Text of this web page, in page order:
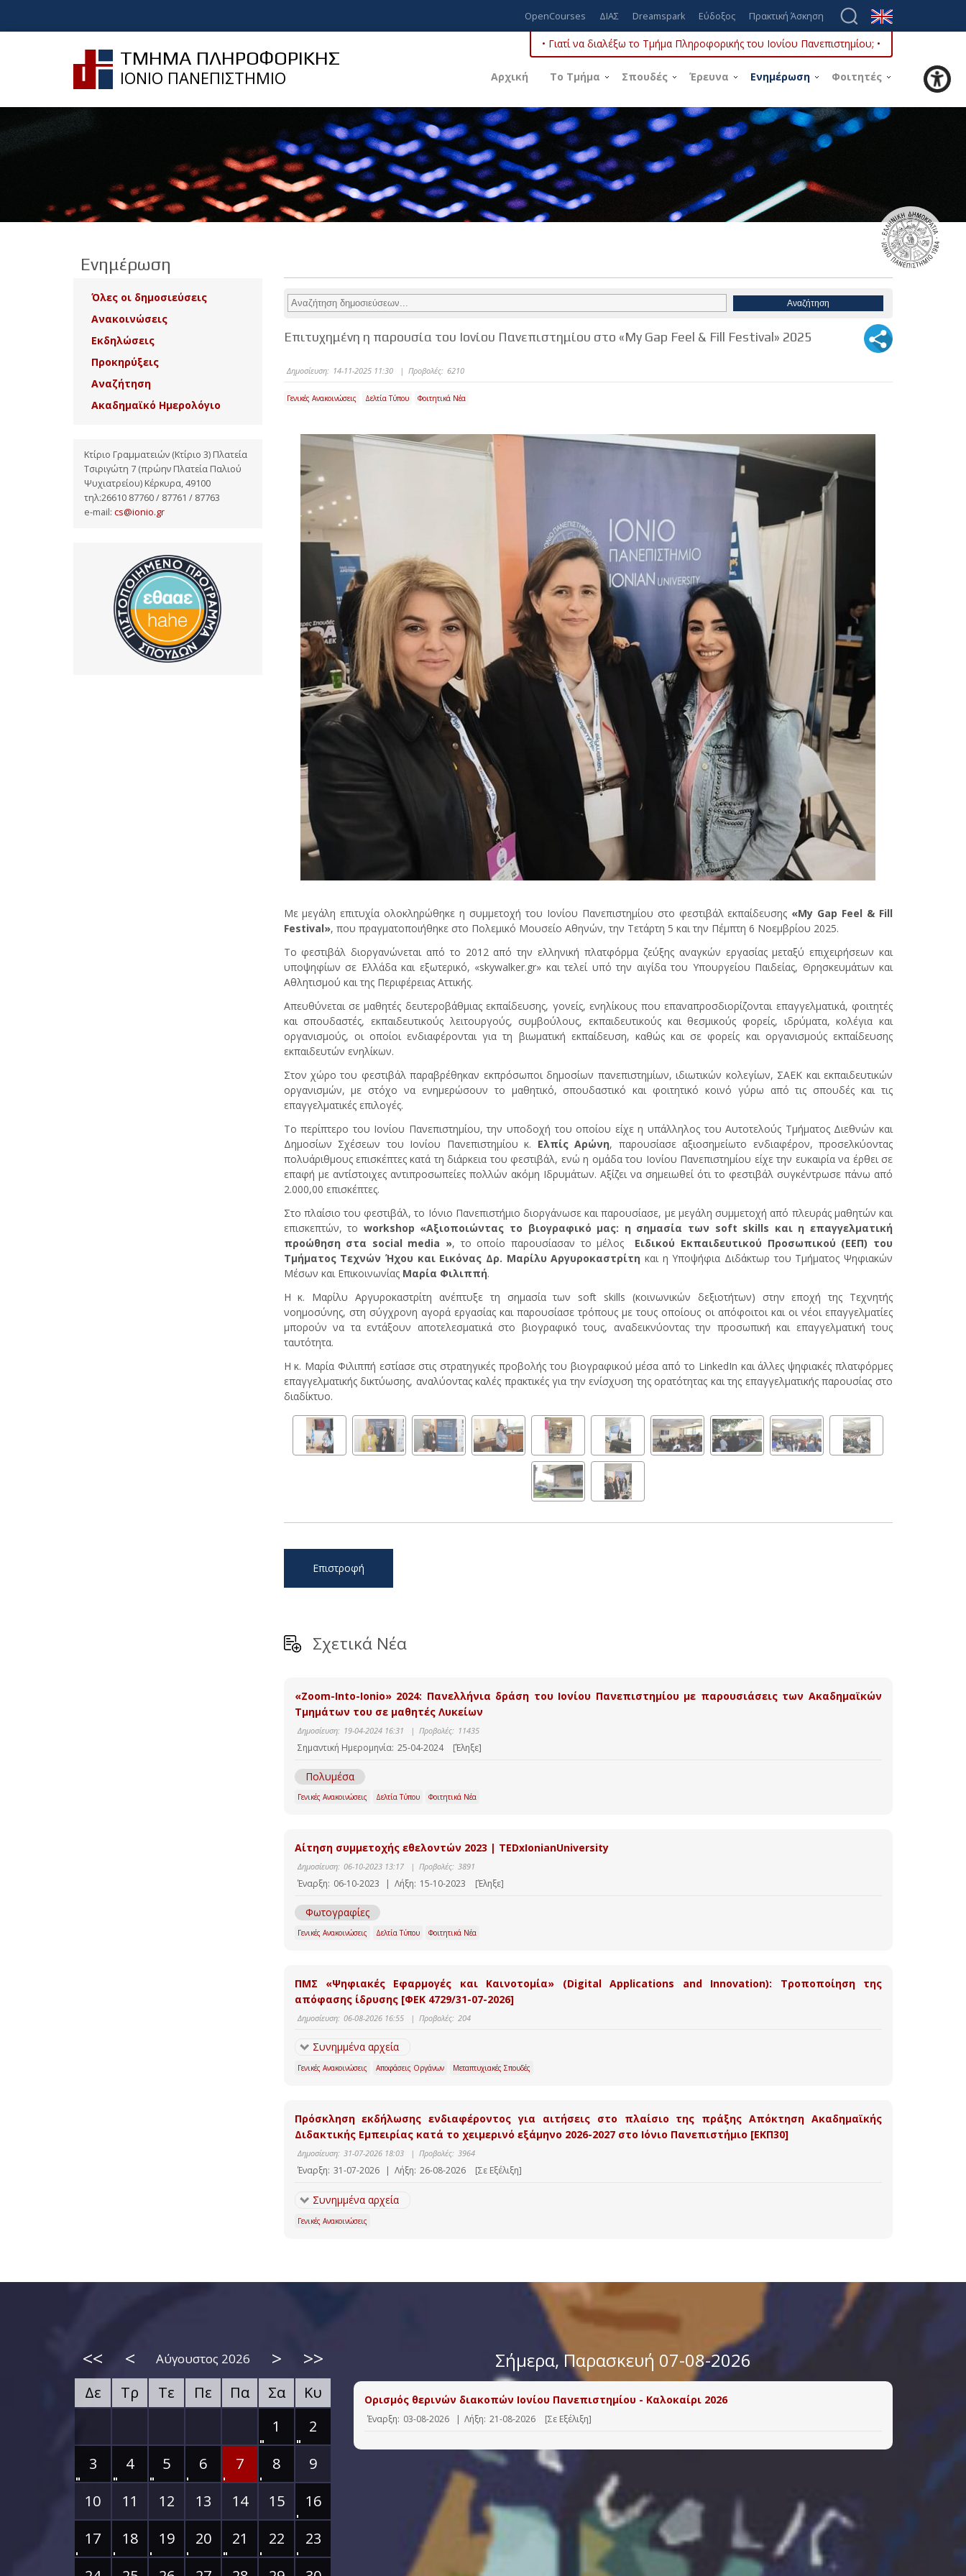
OpenCourses ΔΙΑΣ Dreamspark Εύδοξος Πρακτική Άσκηση
ΤΜΗΜΑ ΠΛΗΡΟΦΟΡΙΚΗΣ
ΙΟΝΙΟ ΠΑΝΕΠΙΣΤΗΜΙΟ
• Γιατί να διαλέξω το Τμήμα Πληροφορικής του Ιονίου Πανεπιστημίου; •
Αρχική Το Τμήμα Σπουδές Έρευνα Ενημέρωση Φοιτητές
Επιτυχημένη η παρουσία του Ιονίου Πανεπιστημίου στο «My Gap Feel & Fill Festival» 2025
Δημοσίευση: 14-11-2025 11:30 | Προβολές: 6210
Γενικές Ανακοινώσεις Δελτία Τύπου Φοιτητικά Νέα
Με μεγάλη επιτυχία ολοκληρώθηκε η συμμετοχή του Ιονίου Πανεπιστημίου στο φεστιβάλ εκπαίδευσης «My Gap Feel & Fill
Festival», που πραγματοποιήθηκε στο Πολεμικό Μουσείο Αθηνών, την Τετάρτη 5 και την Πέμπτη 6 Νοεμβρίου 2025.
Το φεστιβάλ διοργανώνεται από το 2012 από την ελληνική πλατφόρμα ζεύξης αναγκών εργασίας μεταξύ επιχειρήσεων και
υποψηφίων σε Ελλάδα και εξωτερικό, «skywalker.gr» και τελεί υπό την αιγίδα του Υπουργείου Παιδείας, Θρησκευμάτων και
Αθλητισμού και της Περιφέρειας Αττικής.
Απευθύνεται σε μαθητές δευτεροβάθμιας εκπαίδευσης, γονείς, ενηλίκους που επαναπροσδιορίζονται επαγγελματικά, φοιτητές
και σπουδαστές, εκπαιδευτικούς λειτουργούς, συμβούλους, εκπαιδευτικούς και θεσμικούς φορείς, ιδρύματα, κολέγια και
οργανισμούς, οι οποίοι ενδιαφέρονται για τη βιωματική εκπαίδευση, καθώς και σε φορείς και οργανισμούς εκπαίδευσης
εκπαιδευτών ενηλίκων.
Στον χώρο του φεστιβάλ παραβρέθηκαν εκπρόσωποι δημοσίων πανεπιστημίων, ιδιωτικών κολεγίων, ΣΑΕΚ και εκπαιδευτικών
οργανισμών, με στόχο να ενημερώσουν το μαθητικό, σπουδαστικό και φοιτητικό κοινό γύρω από τις σπουδές και τις
επαγγελματικές επιλογές.
Το περίπτερο του Ιονίου Πανεπιστημίου, την υποδοχή του οποίου είχε η υπάλληλος του Αυτοτελούς Τμήματος Διεθνών και
Δημοσίων Σχέσεων του Ιονίου Πανεπιστημίου κ. Ελπίς Αρώνη, παρουσίασε αξιοσημείωτο ενδιαφέρον, προσελκύοντας
πολυάριθμους επισκέπτες κατά τη διάρκεια του φεστιβάλ, ενώ η ομάδα του Ιονίου Πανεπιστημίου είχε την ευκαιρία να έρθει σε
επαφή με αντίστοιχες αντιπροσωπείες πολλών ακόμη Ιδρυμάτων. Αξίζει να σημειωθεί ότι το φεστιβάλ συγκέντρωσε πάνω από
2.000,00 επισκέπτες.
Στο πλαίσιο του φεστιβάλ, το Ιόνιο Πανεπιστήμιο διοργάνωσε και παρουσίασε, με μεγάλη συμμετοχή από πλευράς μαθητών και
επισκεπτών, το workshop «Αξιοποιώντας το βιογραφικό μας: η σημασία των soft skills και η επαγγελματική
προώθηση στα social media », το οποίο παρουσίασαν το μέλος Ειδικού Εκπαιδευτικού Προσωπικού (ΕΕΠ) του
Τμήματος Τεχνών Ήχου και Εικόνας Δρ. Μαρίλυ Αργυροκαστρίτη και η Υποψήφια Διδάκτωρ του Τμήματος Ψηφιακών
Μέσων και Επικοινωνίας Μαρία Φιλιππή.
Η κ. Μαρίλυ Αργυροκαστρίτη ανέπτυξε τη σημασία των soft skills (κοινωνικών δεξιοτήτων) στην εποχή της Τεχνητής
νοημοσύνης, στη σύγχρονη αγορά εργασίας και παρουσίασε τρόπους με τους οποίους οι απόφοιτοι και οι νέοι επαγγελματίες
μπορούν να τα εντάξουν αποτελεσματικά στο βιογραφικό τους, αναδεικνύοντας την προσωπική και επαγγελματική τους
ταυτότητα.
Η κ. Μαρία Φιλιππή εστίασε στις στρατηγικές προβολής του βιογραφικού μέσα από το LinkedIn και άλλες ψηφιακές πλατφόρμες
επαγγελματικής δικτύωσης, αναλύοντας καλές πρακτικές για την ενίσχυση της ορατότητας και της επαγγελματικής παρουσίας στο
διαδίκτυο.
Επιστροφή
Σχετικά Νέα
«Zoom-Into-Ionio» 2024: Πανελλήνια δράση του Ιονίου Πανεπιστημίου με παρουσιάσεις των Ακαδημαϊκών
Τμημάτων του σε μαθητές Λυκείων
Δημοσίευση: 19-04-2024 16:31 | Προβολές: 11435
Σημαντική Ημερομηνία: 25-04-2024 [Έληξε]
Πολυμέσα
Γενικές Ανακοινώσεις Δελτία Τύπου Φοιτητικά Νέα
Αίτηση συμμετοχής εθελοντών 2023 | TEDxIonianUniversity
Δημοσίευση: 06-10-2023 13:17 | Προβολές: 3891
Έναρξη: 06-10-2023 | Λήξη: 15-10-2023 [Έληξε]
Φωτογραφίες
Γενικές Ανακοινώσεις Δελτία Τύπου Φοιτητικά Νέα
ΠΜΣ «Ψηφιακές Εφαρμογές και Καινοτομία» (Digital Applications and Innovation): Τροποποίηση της
απόφασης ίδρυσης [ΦΕΚ 4729/31-07-2026]
Δημοσίευση: 06-08-2026 16:55 | Προβολές: 204
Συνημμένα αρχεία
Γενικές Ανακοινώσεις Αποφάσεις Οργάνων Μεταπτυχιακές Σπουδές
Πρόσκληση εκδήλωσης ενδιαφέροντος για αιτήσεις στο πλαίσιο της πράξης Απόκτηση Ακαδημαϊκής
Διδακτικής Εμπειρίας κατά το χειμερινό εξάμηνο 2026-2027 στο Ιόνιο Πανεπιστήμιο [ΕΚΠ30]
Δημοσίευση: 31-07-2026 18:03 | Προβολές: 3964
Έναρξη: 31-07-2026 | Λήξη: 26-08-2026 [Σε Εξέλιξη]
Συνημμένα αρχεία
Γενικές Ανακοινώσεις
Ενημέρωση
Όλες οι δημοσιεύσεις
Ανακοινώσεις
Εκδηλώσεις
Προκηρύξεις
Αναζήτηση
Ακαδημαϊκό Ημερολόγιο
Κτίριο Γραμματειών (Κτίριο 3) Πλατεία
Τσιριγώτη 7 (πρώην Πλατεία Παλιού
Ψυχιατρείου) Κέρκυρα, 49100
τηλ:26610 87760 / 87761 / 87763
e-mail: cs@ionio.gr
<< < Αύγουστος 2026 > >>
Δε Τρ Τε Πε Πα Σα
Κυ
1
2
3
4 5 6 7 8
9
10
11 12 13 14 15
16
17
18 19 20 21 22
23
Σήμερα, Παρασκευή 07-08-2026
Ορισμός θερινών διακοπών Ιονίου Πανεπιστημίου - Καλοκαίρι 2026
Έναρξη: 03-08-2026 | Λήξη: 21-08-2026 [Σε Εξέλιξη]